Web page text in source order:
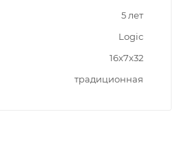
5 лет
Logic
16x7x32
традиционная